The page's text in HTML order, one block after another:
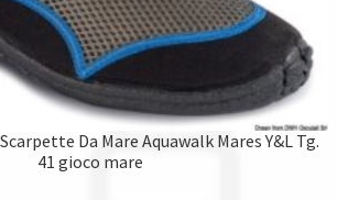
Da Mare Aquawalk Mares Y&L Tg.
41 gioco mare